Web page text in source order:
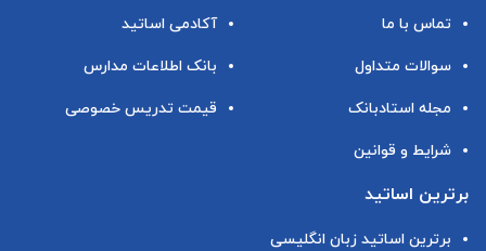
تماس با ما
سوالات متداول
مجله استادبانک
شرایط و قوانین
آکادمی اساتید
بانک اطلاعات مدارس
قیمت تدریس خصوصی
برترین اساتید
برترین اساتید زبان انگلیسی